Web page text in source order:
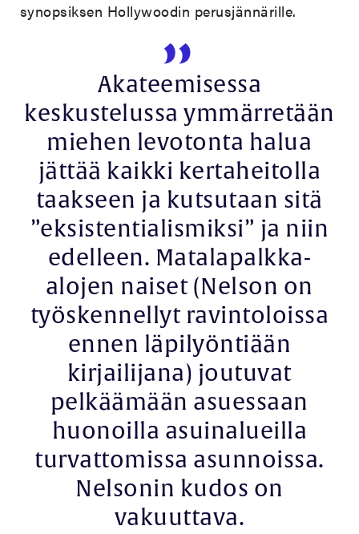
synopsiksen Hollywoodin perusjännärille.
Akateemisessa
keskustelussa ymmärretään
miehen levotonta halua
jättää kaikki kertaheitolla
taakseen ja kutsutaan sitä
”eksistentialismiksi” ja niin
edelleen. Matalapalkka-
alojen naiset (Nelson on
työskennellyt ravintoloissa
ennen läpilyöntiään
kirjailijana) joutuvat
pelkäämään asuessaan
huonoilla asuinalueilla
turvattomissa asunnoissa.
Nelsonin kudos on
vakuuttava.